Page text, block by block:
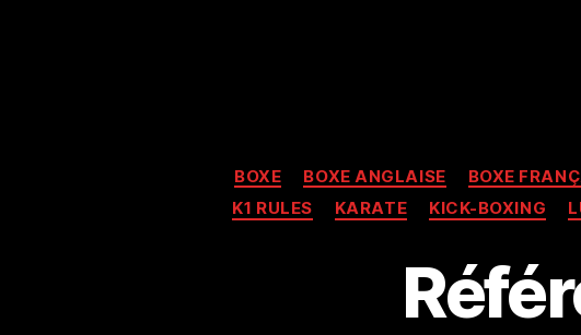
BOXE BOXE ANGLAISE BOXE
K1 RULES
KARATE KICK-BOXING